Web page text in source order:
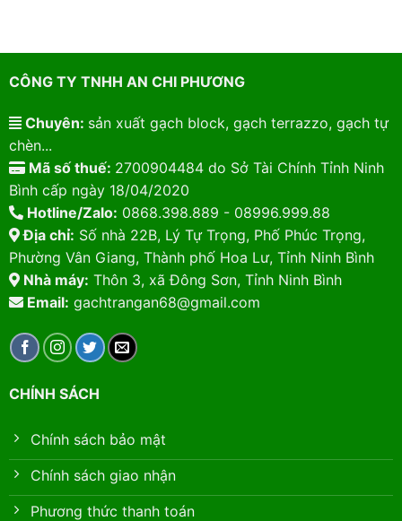
CÔNG TY TNHH AN CHI PHƯƠNG
Chuyên: sản xuất gạch block, gạch terrazzo, gạch tự
chèn...
Mã số thuế: 2700904484 do Sở Tài Chính Tỉnh Ninh
Bình cấp ngày 18/04/2020
Hotline/Zalo: 0868.398.889 - 08996.999.88
Địa chỉ: Số nhà 22B, Lý Tự Trọng, Phố Phúc Trọng,
Phường Vân Giang, Thành phố Hoa Lư, Tỉnh Ninh Bình
Nhà máy: Thôn 3, xã Đông Sơn, Tỉnh Ninh Bình
Email: gachtrangan68@gmail.com
CHÍNH SÁCH
Chính sách bảo mật
Chính sách giao nhận
Phương thức thanh toán